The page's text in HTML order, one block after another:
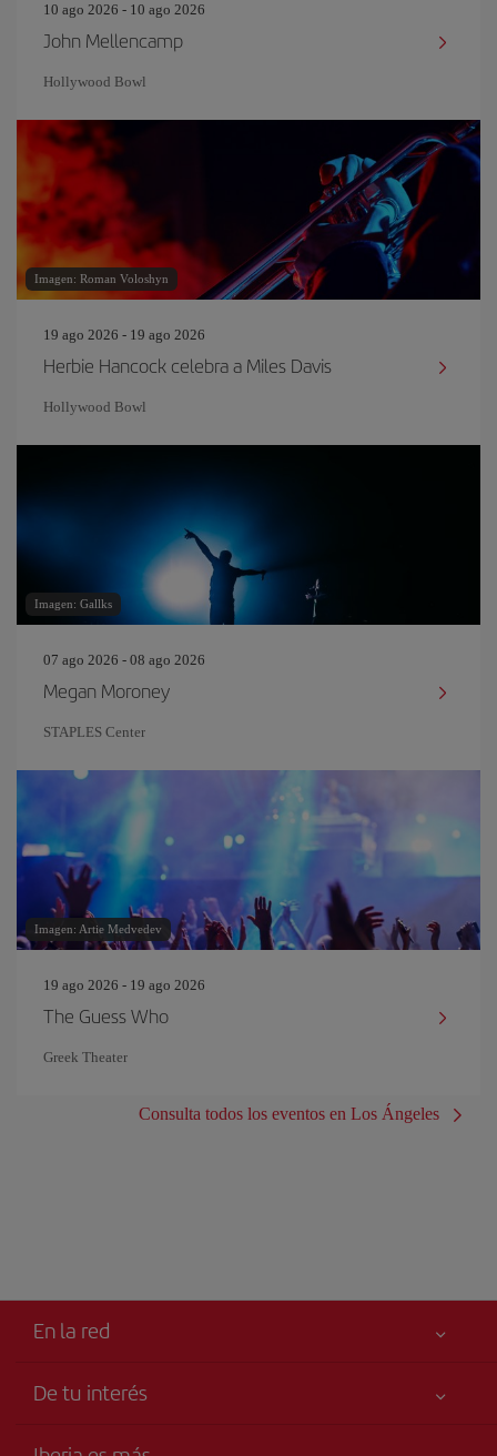
10 ago 2026 - 10 ago 2026
John Mellencamp
Hollywood Bowl
Imagen: Roman Voloshyn
19 ago 2026 - 19 ago 2026
Herbie Hancock celebra a Miles Davis
Hollywood Bowl
Imagen: Gallks
07 ago 2026 - 08 ago 2026
Megan Moroney
STAPLES Center
Imagen: Artie Medvedev
19 ago 2026 - 19 ago 2026
The Guess Who
Greek Theater
Consulta todos los eventos en Los Ángeles
En la red
De tu interés